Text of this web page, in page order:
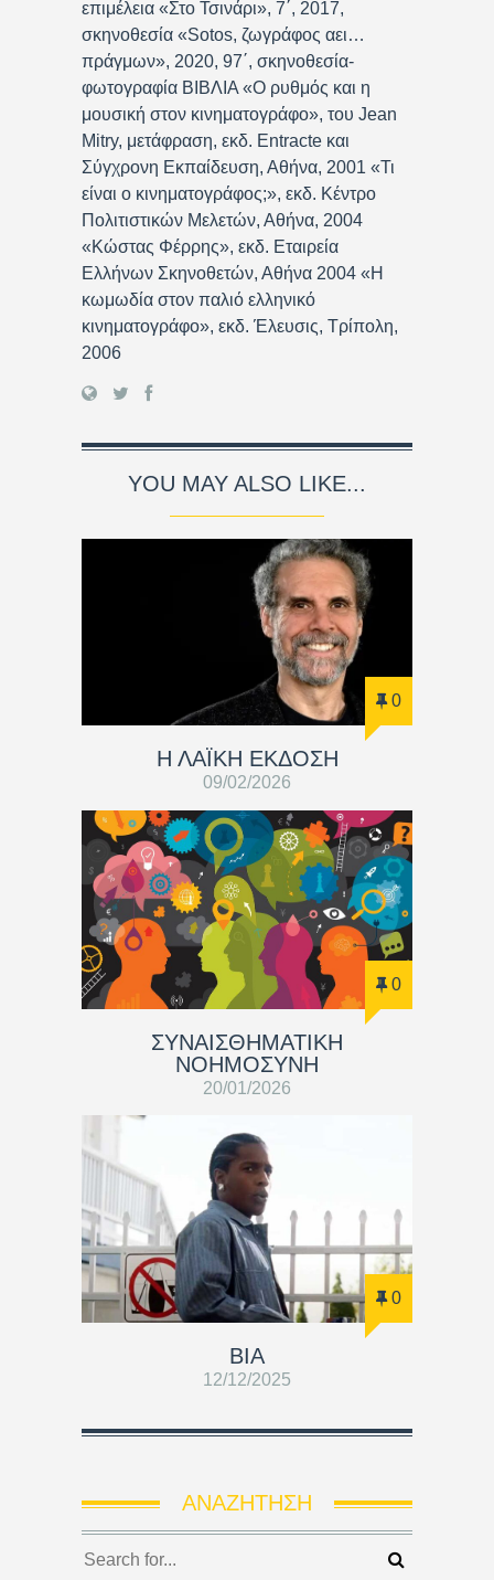
επιμέλεια «Στο Τσινάρι», 7΄, 2017,
σκηνοθεσία «Sotos, ζωγράφος αει…
πράγμων», 2020, 97΄, σκηνοθεσία-
φωτογραφία ΒΙΒΛΙΑ «Ο ρυθμός και η
μουσική στον κινηματογράφο», του Jean
Mitry, μετάφραση, εκδ. Entracte και
Σύγχρονη Εκπαίδευση, Αθήνα, 2001 «Τι
είναι ο κινηματογράφος;», εκδ. Κέντρο
Πολιτιστικών Μελετών, Αθήνα, 2004
«Κώστας Φέρρης», εκδ. Εταιρεία
Ελλήνων Σκηνοθετών, Αθήνα 2004 «Η
κωμωδία στον παλιό ελληνικό
κινηματογράφο», εκδ. Έλευσις, Τρίπολη,
2006
YOU MAY ALSO LIKE...
0
Η ΛΑΪΚΗ ΕΚΔΟΣΗ
09/02/2026
0
ΣΥΝΑΙΣΘΗΜΑΤΙΚΗ
ΝΟΗΜΟΣΥΝΗ
20/01/2026
0
ΒΙΑ
12/12/2025
ΑΝΑΖΉΤΗΣΗ